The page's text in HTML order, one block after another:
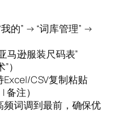
的” → “词库管理” →
马逊服装尺码表”
）
CSV复制粘贴
备注）
频词调到最前，确保优